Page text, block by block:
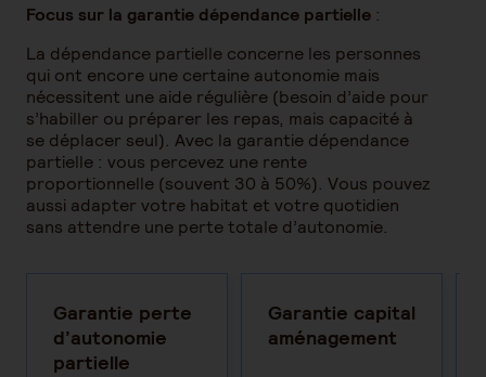
Focus sur la garantie dépendance partielle :
La dépendance partielle concerne les personnes
qui ont encore une certaine autonomie mais
nécessitent une aide régulière (besoin d’aide pour
s’habiller ou préparer les repas, mais capacité à
se déplacer seul). Avec la garantie dépendance
partielle : vous percevez une rente
proportionnelle (souvent 30 à 50%). Vous pouvez
aussi adapter votre habitat et votre quotidien
sans attendre une perte totale d’autonomie.
Garantie perte
d’autonomie
partielle
Garantie capital
aménagement